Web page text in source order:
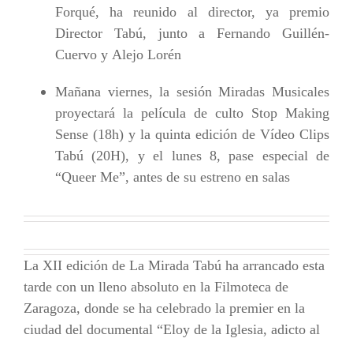
Forqué, ha reunido al director, ya premio
Director Tabú, junto a Fernando Guillén-
Cuervo y Alejo Lorén
Mañana viernes, la sesión Miradas Musicales
proyectará la película de culto Stop Making
Sense (18h) y la quinta edición de Vídeo Clips
Tabú (20H), y el lunes 8, pase especial de
“Queer Me”, antes de su estreno en salas
La XII edición de La Mirada Tabú ha arrancado esta
tarde con un lleno absoluto en la Filmoteca de
Zaragoza, donde se ha celebrado la premier en la
ciudad del documental “Eloy de la Iglesia, adicto al